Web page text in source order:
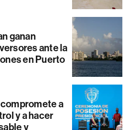
ganan
ante la
en Puerto
a
y a hacer
y